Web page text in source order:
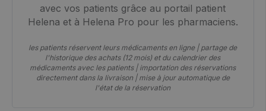
avec vos patients grâce au portail patient
Helena et à Helena Pro pour les pharmaciens.
les patients réservent leurs médicaments en ligne | partage de
l'historique des achats (12 mois) et du calendrier des
médicaments avec les patients | importation des réservations
directement dans la livraison | mise à jour automatique de
l'état de la réservation